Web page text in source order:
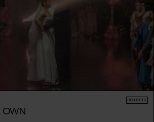
HIGHLIGHTS
OWN